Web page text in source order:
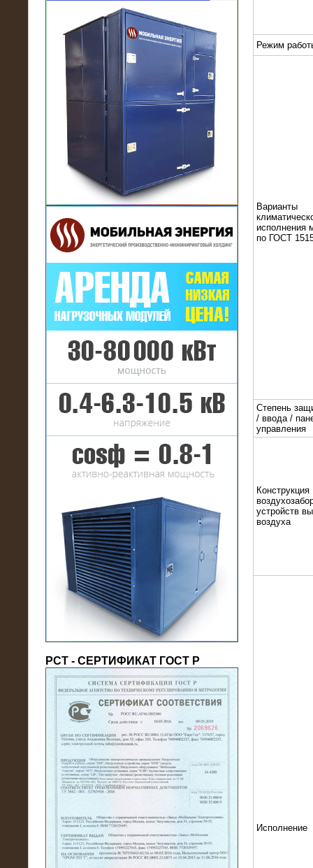
21.03.2017
Комплектная трансформаторная
подстанция 6 МВА (морское
исполнение, IP56)
16.01.2017
Аренда нагрузочного комплекса 22
МВт (10 кВ) на газовое
месторождение
17.10.2016
Резистивный высоковольтный
нагрузочный модуль 5 МВт
(напряжение 6/10 кВ)
21.08.2016
На производственное предприятие
модули 20 МВт (0,4 кВ)
РСТ - СЕРТИФИКАТ ГОСТ Р
Режим
Варианты
исполнения
по ГОСТ
Степень
/ ввода /
управления
Конструкция
устройств
воздуха
Исполнение